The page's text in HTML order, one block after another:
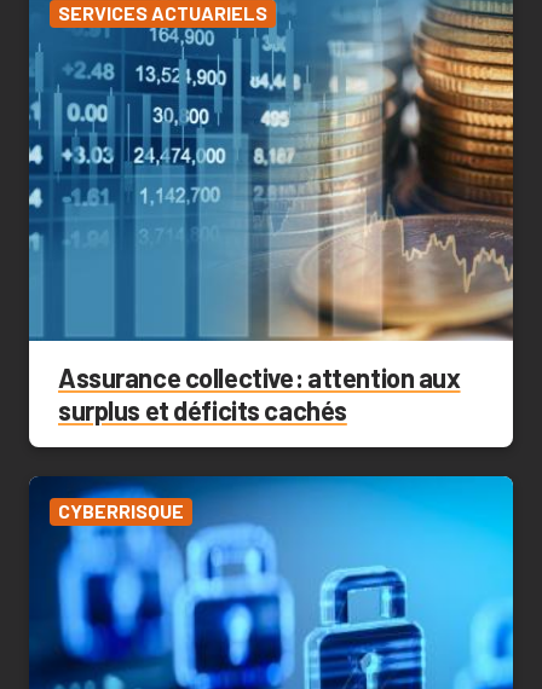
SERVICES ACTUARIELS
Assurance collective : attention aux
surplus et déficits cachés
CYBERRISQUE